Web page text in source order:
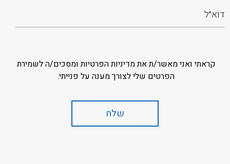
קראתי ואני מאשר/ת את מדיניות הפרטיות ומסכים/ה לשמירת
הפרטים שלי לצורך מענה על פנייתי.